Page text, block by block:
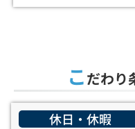
こだわり
休日・休暇